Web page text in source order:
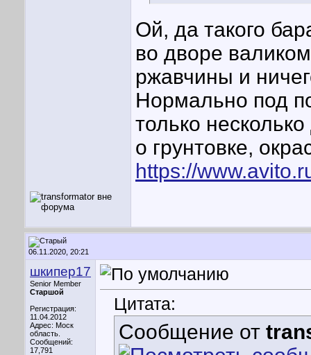
Ой, да такого
во дворе
ржавчины и
Нормально под
только
о грунтовке,
https://
06.11.2020, 20:21
шкипер17
Senior Member
Старшой
Регистрация:
11.04.2012
Адрес: Моск
область.
Сообщений:
17,791
Цитата:
Сообщение от